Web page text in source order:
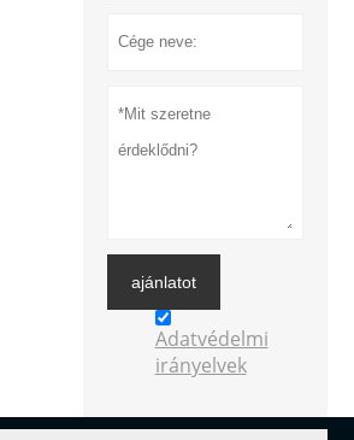
ajánlatot
Adatvédelmi
irányelvek